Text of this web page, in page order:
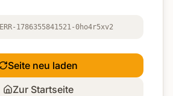
ERR-1786355841521-0ho4r5xv2
Seite neu laden
Zur Startseite